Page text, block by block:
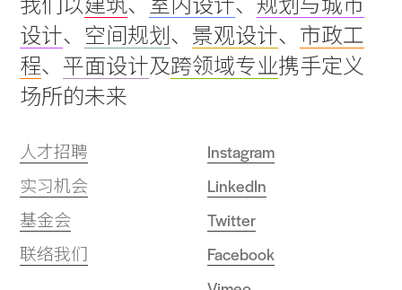
设计、 空间规划 、 景观设计、 市政工
程、 平面设计及跨领域专业携手定义
场所的未来
人才招聘
实习机会
基金会
联络我们
Instagram
LinkedIn
Twitter
Facebook
to
top